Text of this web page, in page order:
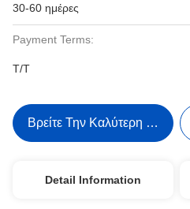
30-60 ημέρες
Payment Terms:
Τ/Τ
Βρείτε Την Καλύτερη Τιμή
Detail Information